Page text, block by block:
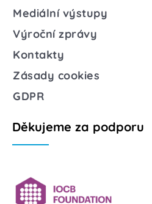
Mediální výstupy
Výroční zprávy
Kontakty
Zásady cookies
GDPR
Děkujeme za podporu